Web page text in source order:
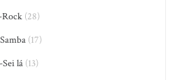
-Rock(28)
(17)
-Sei lá (13)